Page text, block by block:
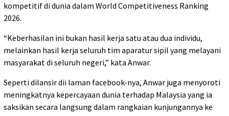
kompetitif di dunia dalam World Competitiveness Ranking
2026.
“Keberhasilan ini bukan hasil kerja satu atau dua individu,
melainkan hasil kerja seluruh tim aparatur sipil yang melayani
masyarakat di seluruh negeri,” kata Anwar.
Seperti dilansir dii laman facebook-nya, Anwar juga menyoroti
meningkatnya kepercayaan dunia terhadap Malaysia yang ia
saksikan secara langsung dalam rangkaian kunjungannya ke